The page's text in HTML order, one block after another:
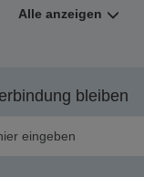
Alle anzeigen
bleiben